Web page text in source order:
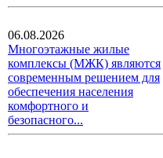
06.08.2026
Многоэтажные жилые
комплексы (МЖК) являются
современным решением для
обеспечения населения
комфортного и
безопасного...